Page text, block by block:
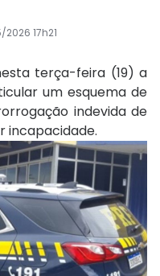
17h21
terça-feira (19) a
um esquema de
indevida de
incapacidade.